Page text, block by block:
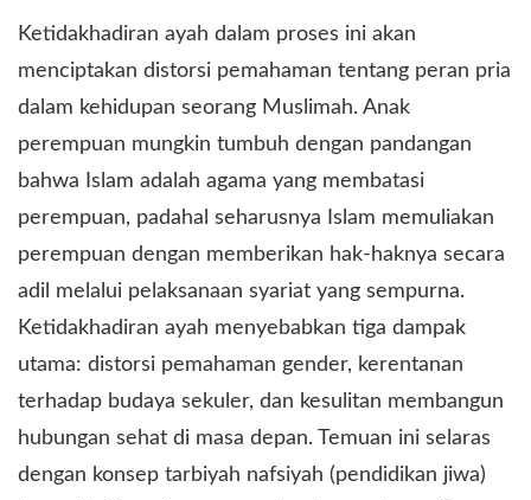
Ketidakhadiran ayah dalam proses ini akan
menciptakan distorsi pemahaman tentang peran pria
dalam kehidupan seorang Muslimah. Anak
perempuan mungkin tumbuh dengan pandangan
bahwa Islam adalah agama yang membatasi
perempuan, padahal seharusnya Islam memuliakan
perempuan dengan memberikan hak-haknya secara
adil melalui pelaksanaan syariat yang sempurna.
Ketidakhadiran ayah menyebabkan tiga dampak
utama: distorsi pemahaman gender, kerentanan
terhadap budaya sekuler, dan kesulitan membangun
hubungan sehat di masa depan. Temuan ini selaras
dengan konsep tarbiyah nafsiyah (pendidikan jiwa)